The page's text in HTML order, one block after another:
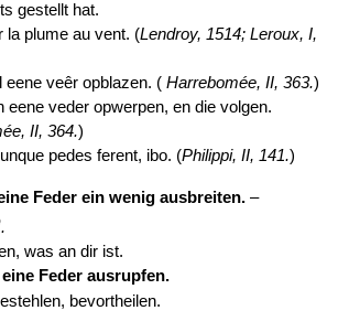
gestellt hat.
la plume au vent. (Lendroy, 1514; Leroux, I,
eene veêr opblazen. ( Harrebomée, II, 363.)
eene veder opwerpen, en die volgen.
II, 364.)
pedes ferent, ibo. (Philippi, II, 141.)
Feder ein wenig ausbreiten.–
.
was an dir ist.
eine Feder ausrupfen.
bevortheilen.